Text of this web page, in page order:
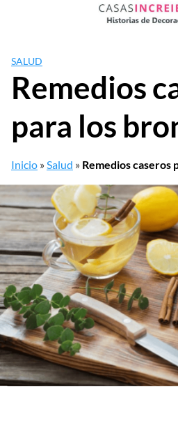
SALUD
Remedios
para los
Inicio »Salud » Remedios caseros